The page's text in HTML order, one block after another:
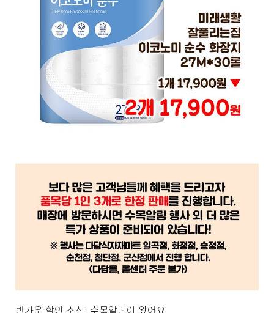
반가운 할인 소식! 수목알림이 왔어요